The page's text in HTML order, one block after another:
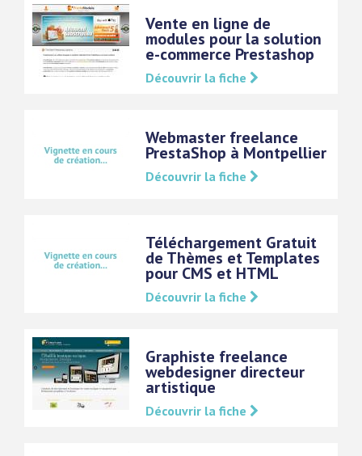
Vente en ligne de
modules pour la solution
e-commerce Prestashop
Découvrir la fiche
Webmaster freelance
PrestaShop à Montpellier
Découvrir la fiche
Téléchargement Gratuit
de Thèmes et Templates
pour CMS et HTML
Découvrir la fiche
Graphiste freelance
webdesigner directeur
artistique
Découvrir la fiche